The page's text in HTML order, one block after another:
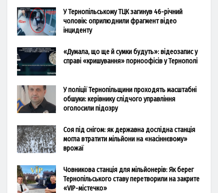
У Тернопільському ТЦК загинув 46-річний
чоловік: оприлюднили фрагмент відео
інциденту
«Думала, що ще й сумки будуть»: відеозапис у
справі «кришування» порноофісів у Тернополі
У поліції Тернопільщини проходять масштабні
обшуки: керівнику слідчого управління
оголосили підозру
Соя під снігом: як державна дослідна станція
могла втратити мільйони на «насіннєвому»
врожаї
Човникова станція для мільйонерів: Як берег
Тернопільського ставу перетворили на закрите
«VIP-містечко»